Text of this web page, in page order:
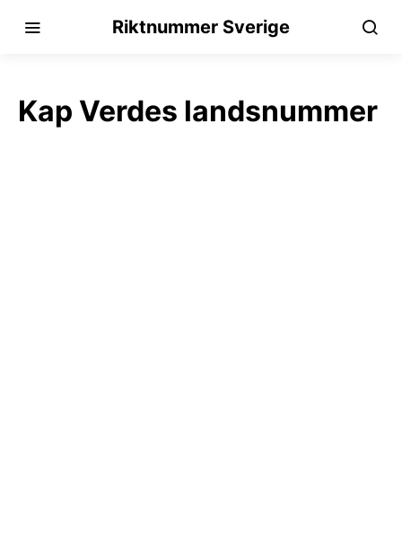
Riktnummer Sverige
Kap Verdes landsnummer